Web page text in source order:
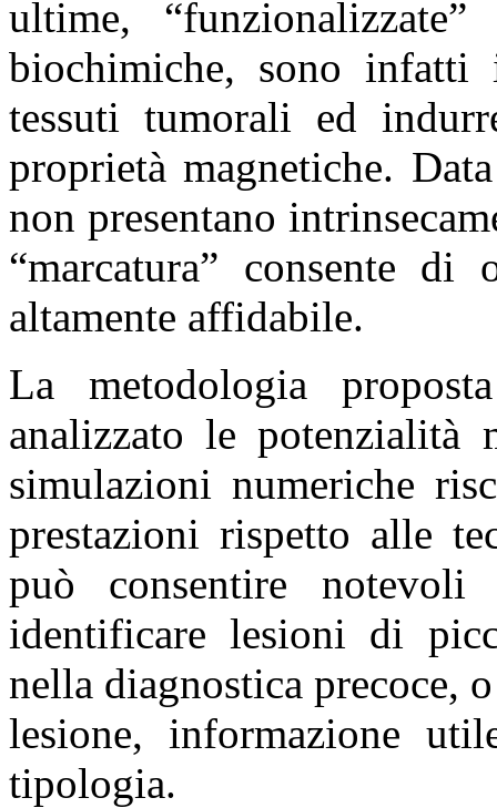
ultime,
biochimiche, sono
tessuti tumorali ed
proprietà magnetiche.
non presentano
“marcatura” consente di
altamente affidabile.
La metodologia
analizzato le potenzialità
simulazioni numeriche
prestazioni rispetto alle
può consentire
identificare lesioni di
nella diagnostica precoce,
lesione, informazione
tipologia.